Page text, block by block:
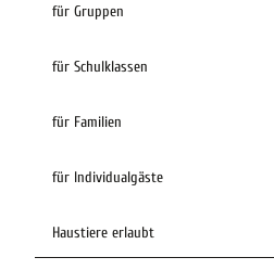
für Gruppen
für Schulklassen
für Familien
für Individualgäste
Haustiere erlaubt